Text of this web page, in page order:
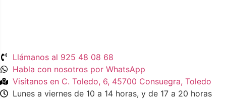
Llámanos al 925 48 08 68
Habla con nosotros por WhatsApp
Visítanos en C. Toledo, 6, 45700 Consuegra, Toledo
Lunes a viernes de 10 a 14 horas, y de 17 a 20 horas